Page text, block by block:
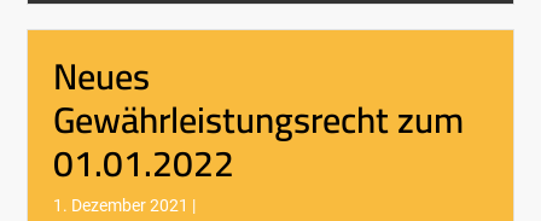
Neues
Gewährleistungsrecht zum
01.01.2022
1. Dezember 2021 |